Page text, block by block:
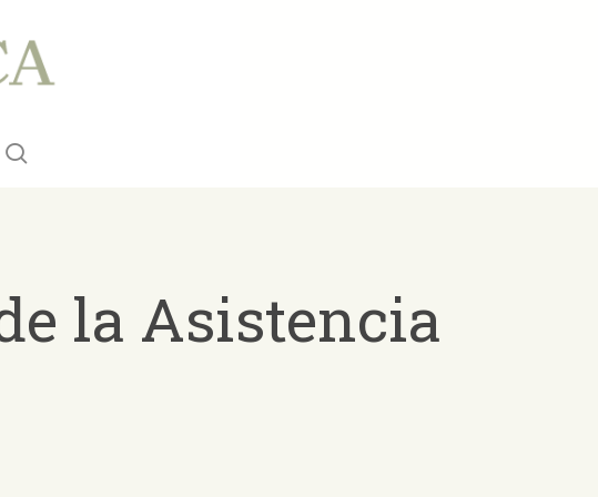
la Asistencia